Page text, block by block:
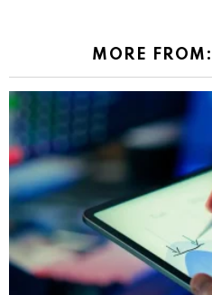
MORE FROM: